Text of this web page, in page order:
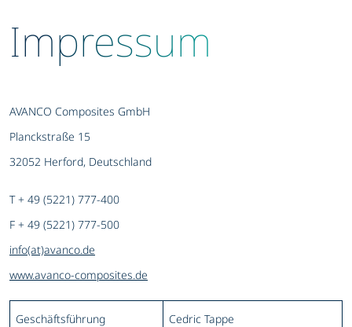
Impressum
AVANCO Composites GmbH
Planckstraße 15
32052 Herford, Deutschland
T + 49 (5221) 777-400
F + 49 (5221) 777-500
info(at)avanco.de
www.avanco-composites.de
Geschäftsführung Cedric Tappe